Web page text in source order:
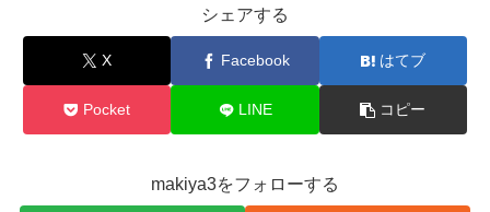
シェアする
X Facebook はてブ
Pocket LINE コピー
makiya3をフォローする